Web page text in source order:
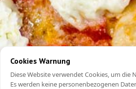
Cookies Warnung
Diese Website verwendet Cookies, um die
Es werden keine personenbezogenen